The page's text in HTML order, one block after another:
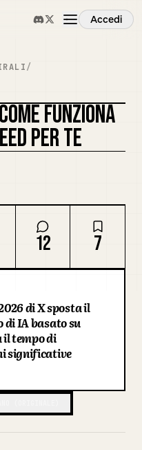
Accedi
/
REMIXA LA COPERTINA
FUNZIONA
PER TE
12 7
di X sposta il
di IA basato su
tempo di
significative